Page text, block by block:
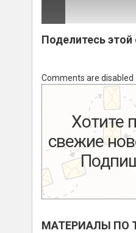
Поделитесь этой
Comments are disabled
Хотите
свежие
МАТЕРИАЛЫ ПО